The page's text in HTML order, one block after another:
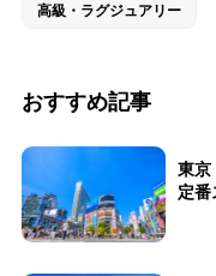
高級・ラグジュアリー
おすすめ記事
東
定番